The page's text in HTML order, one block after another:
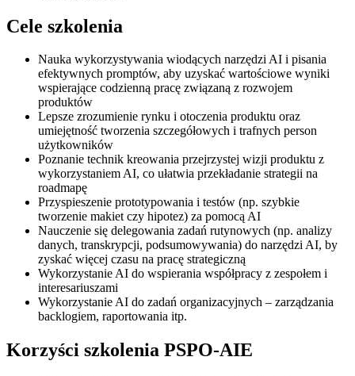
Cele szkolenia
Nauka wykorzystywania wiodących narzędzi AI i pisania
efektywnych promptów, aby uzyskać wartościowe wyniki
wspierające codzienną pracę związaną z rozwojem
produktów
Lepsze zrozumienie rynku i otoczenia produktu oraz
umiejętność tworzenia szczegółowych i trafnych person
użytkowników
Poznanie technik kreowania przejrzystej wizji produktu z
wykorzystaniem AI, co ułatwia przekładanie strategii na
roadmapę
Przyspieszenie prototypowania i testów (np. szybkie
tworzenie makiet czy hipotez) za pomocą AI
Nauczenie się delegowania zadań rutynowych (np. analizy
danych, transkrypcji, podsumowywania) do narzędzi AI, by
zyskać więcej czasu na pracę strategiczną
Wykorzystanie AI do wspierania współpracy z zespołem i
interesariuszami
Wykorzystanie AI do zadań organizacyjnych – zarządzania
backlogiem, raportowania itp.
Korzyści szkolenia PSPO-AIE